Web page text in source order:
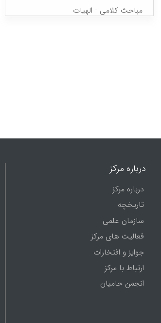
مباحث کلامی - الهیات
فقه و علوم قرآنی
تاریخ علم
علوم نظامی
دانشنامه ها
فهرستواره ها
درباره مرکز
درباره مرکز
تاریخچه
سازمان علمی
فعالیت های مرکز
جوایز و افتخارات
ارتباط با مرکز
انجمن حامیان